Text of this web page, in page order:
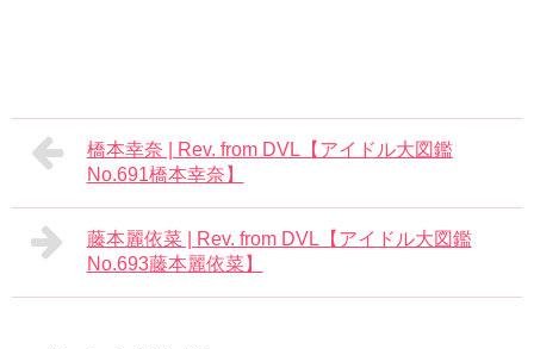
橋本幸奈 | Rev. from DVL【アイドル大図鑑
No.691橋本幸奈】
藤本麗依菜 | Rev. from DVL【アイドル大図鑑
No.693藤本麗依菜】